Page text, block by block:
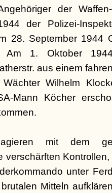
der
der Polizei-
28. September 1944
Am 1. Oktober
aus einem
Wilhelm
Mann Köcher
mit dem
verschärften
unter
Mitteln